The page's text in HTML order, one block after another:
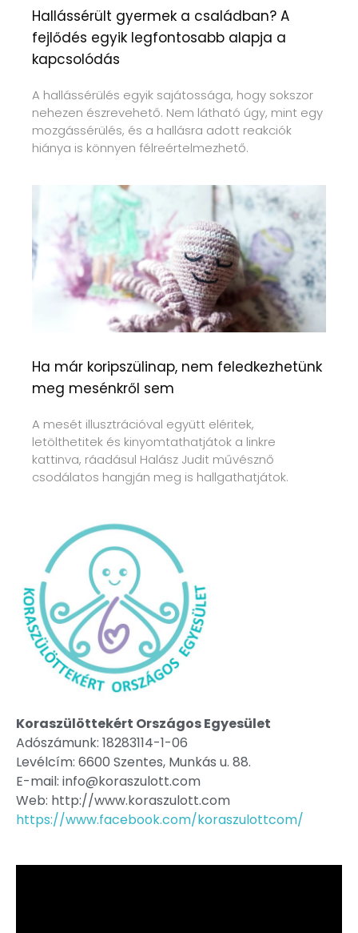
Hallássérült gyermek a családban? A
fejlődés egyik legfontosabb alapja a
kapcsolódás
A hallássérülés egyik sajátossága, hogy sokszor
nehezen észrevehető. Nem látható úgy, mint egy
mozgássérülés, és a hallásra adott reakciók
hiánya is könnyen félreértelmezhető.
Ha már koripszülinap, nem feledkezhetünk
meg mesénkről sem
A mesét illusztrációval együtt eléritek,
letölthetitek és kinyomtathatjátok a linkre
kattinva, ráadásul Halász Judit művésznő
csodálatos hangján meg is hallgathatjátok.
Koraszülöttekért Országos Egyesület
Adószámunk: 18283114-1-06
Levélcím: 6600 Szentes, Munkás u. 88.
E-mail: info@koraszulott.com
Web: http://www.koraszulott.com
https://www.facebook.com/koraszulottcom/